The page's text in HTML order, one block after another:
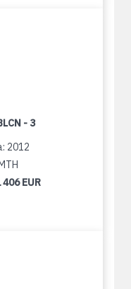
- 3
2012
406 EUR